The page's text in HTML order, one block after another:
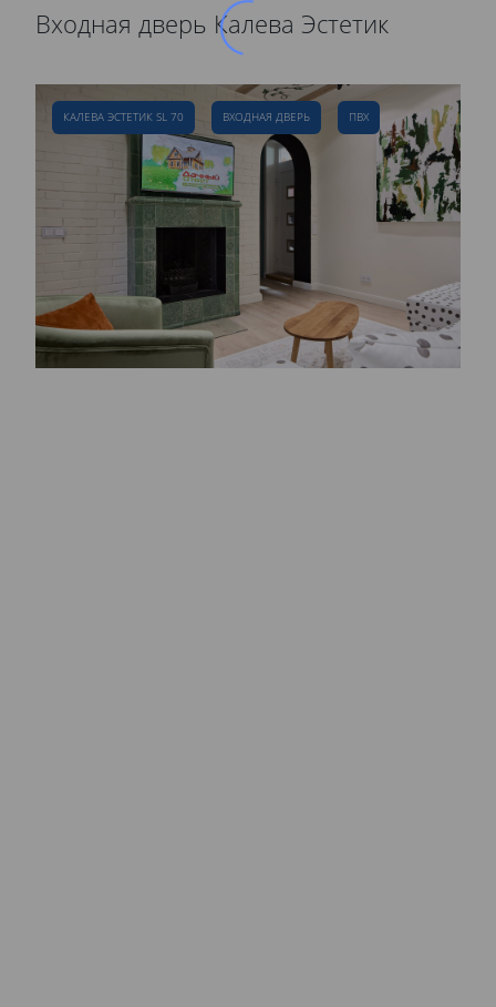
Входная дверь Калева Эстетик
КАЛЕВА ЭСТЕТИК SL 70 ВХОДНАЯ ДВЕРЬ ПВХ